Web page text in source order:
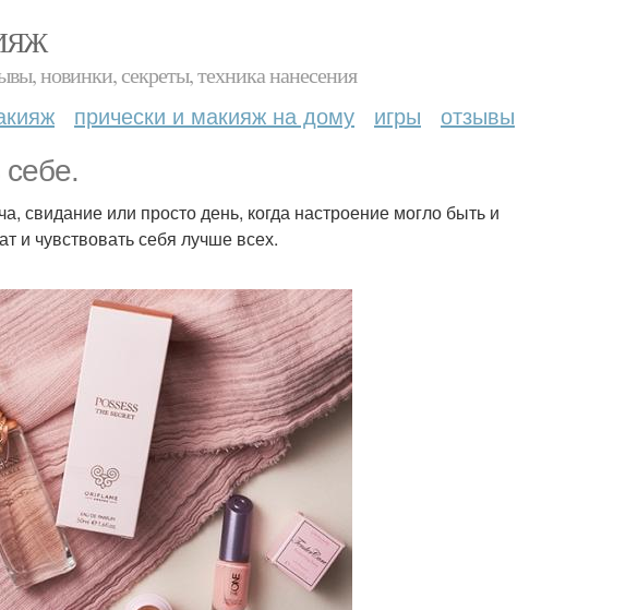
новинки, секреты, техника нанесения
прически и макияж на дому игры отзывы
свидание или просто день, когда настроение могло быть и
и чувствовать себя лучше всех.